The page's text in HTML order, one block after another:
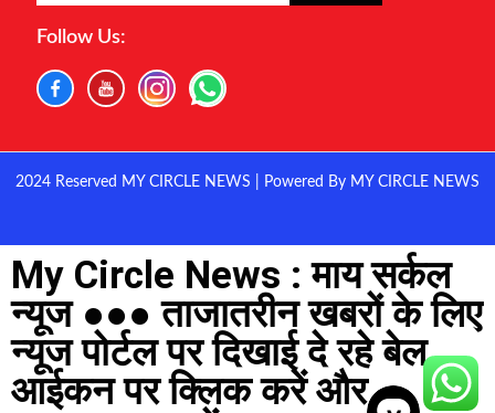
Follow Us:
2024 Reserved MY CIRCLE NEWS | Powered By MY CIRCLE NEWS
My Circle News : माय सर्कल
न्यूज ●●● ताजातरीन खबरों के लिए
न्यूज पोर्टल पर दिखाई दे रहे बेल
आईकन पर क्लिक करें और